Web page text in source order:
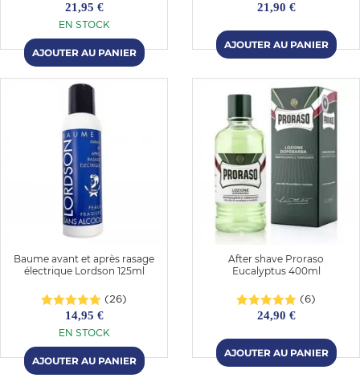
21,95 €
EN STOCK
21,90 €
Baume avant et après rasage
électrique Lordson 125ml
(26)
14,95 €
EN STOCK
After shave Proraso
Eucalyptus 400ml
(6)
24,90 €